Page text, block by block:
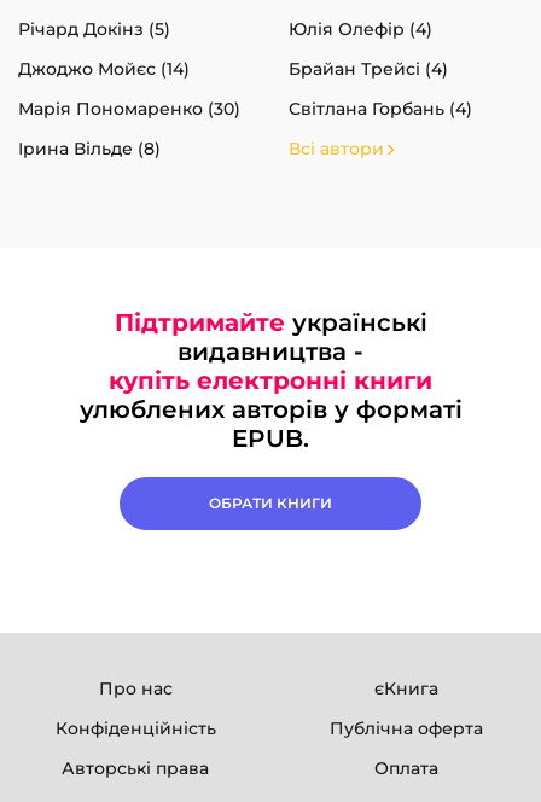
Річард Докінз (5)
Юлія Олефір (4)
Джоджо Мойєс (14)
Брайан Трейсі (4)
Марія Пономаренко (30)
Світлана Горбань (4)
Ірина Вільде (8)
Всі автори
Підтримайте українські
видавництва -
купіть електронні книги
улюблених авторів у форматі
EPUB.
ОБРАТИ КНИГИ
Про нас
єКнига
Конфіденційність
Публічна оферта
Авторські права
Оплата